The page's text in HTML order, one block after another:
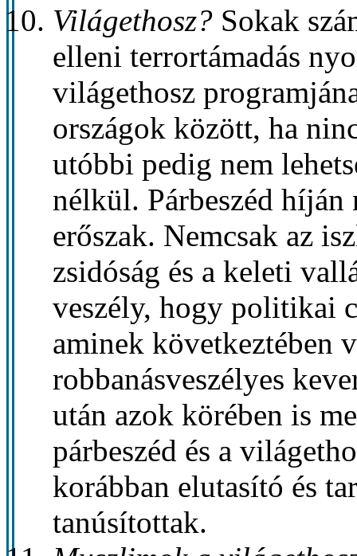
Világethosz? Sokak
elleni terrortámadás
világethosz
országok között, ha
utóbbi pedig nem
nélkül. Párbeszéd híján
erőszak. Nemcsak az
zsidóság és a keleti
veszély, hogy politikai
aminek következtében
robbanásveszélyes
után azok körében is
párbeszéd és a
korábban elutasító és
tanúsítottak.